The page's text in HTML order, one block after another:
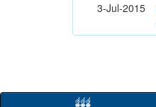
3-Jul-2015